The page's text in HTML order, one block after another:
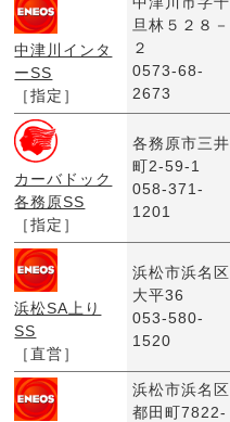
中津川インタ
ーSS
［指定］
旦林５２８－
２
0573-68-
2673
カーバドック
各務原SS
［指定］
各務原市三井
町2-59-1
058-371-
1201
浜松SA上り
SS
［直営］
浜松市浜名区
大平36
053-580-
1520
浜松市浜名区
都田町7822-